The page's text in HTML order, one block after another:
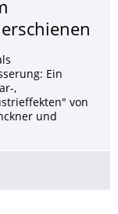
Ein
,
von
und